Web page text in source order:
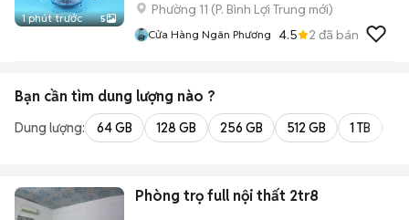
1 phút trước 5
Phường 11 (P. Bình Lợi Trung mới)
Cửa Hàng Ngân Phương 4.5 2 đã bán
Bạn cần tìm dung lượng nào ?
Dung lượng: 64 GB 128 GB 256 GB 512 GB 1 TB
Phòng trọ full nội thất 2tr8